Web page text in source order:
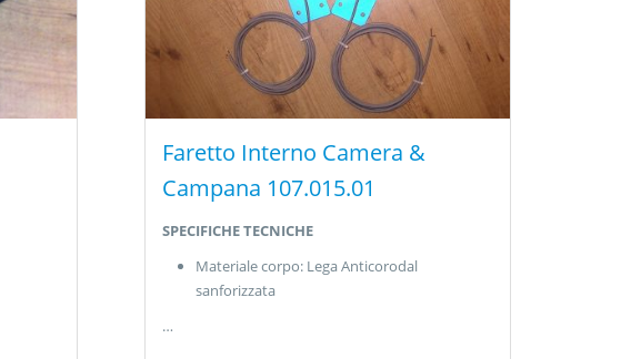
Faretto Interno Camera &
Campana 107.015.01
SPECIFICHE TECNICHE
Materiale corpo: Lega Anticorodal
sanforizzata
…